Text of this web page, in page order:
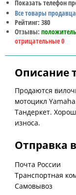
Показать телефон
Все товары продавца
Рейтинг: 380
Отзывы:
отрицательные 0
Описание
Продаются
мотоцикл
Тандеркет.
износа.
Отправка
Почта России
Транспортная
Самовывоз